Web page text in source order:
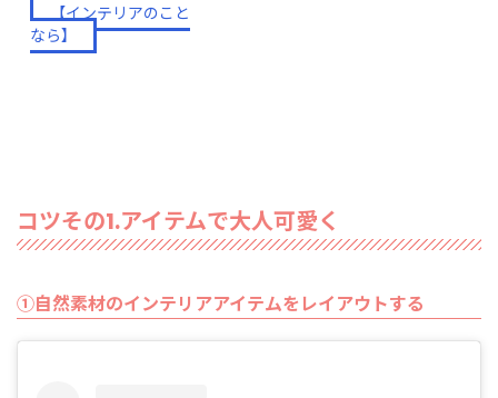
【インテリアのこと
なら】
コツその1.アイテムで大人可愛く
①自然素材のインテリアアイテムをレイアウトする